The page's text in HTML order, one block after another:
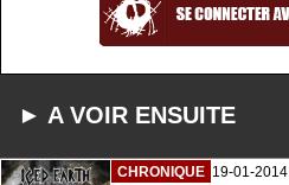
► A VOIR ENSUITE
CHRONIQUE 19-01-2014